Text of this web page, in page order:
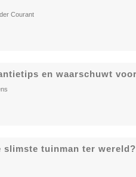
Courant
en waarschuwt
slimste tuinman ter wereld?